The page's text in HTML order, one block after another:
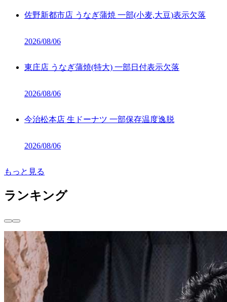
佐野新都市店 うなぎ蒲焼 一部(小麦,大豆)表示欠落
2026/08/06
東庄店 うなぎ蒲焼(特大) 一部日付表示欠落
2026/08/06
今治松本店 生ドーナツ 一部保存温度逸脱
2026/08/06
もっと見る
ランキング